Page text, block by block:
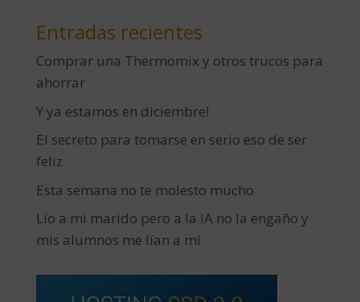
Entradas recientes
Comprar una Thermomix y otros trucos para
ahorrar
Y ya estamos en diciembre!
El secreto para tomarse en serio eso de ser
feliz
Esta semana no te molesto mucho
Lío a mi marido pero a la IA no la engaño y
mis alumnos me lían a mí